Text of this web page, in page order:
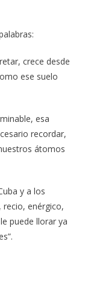
crece desde
ese suelo
esa
recordar,
átomos
y a los
recio, enérgico,
puede llorar ya